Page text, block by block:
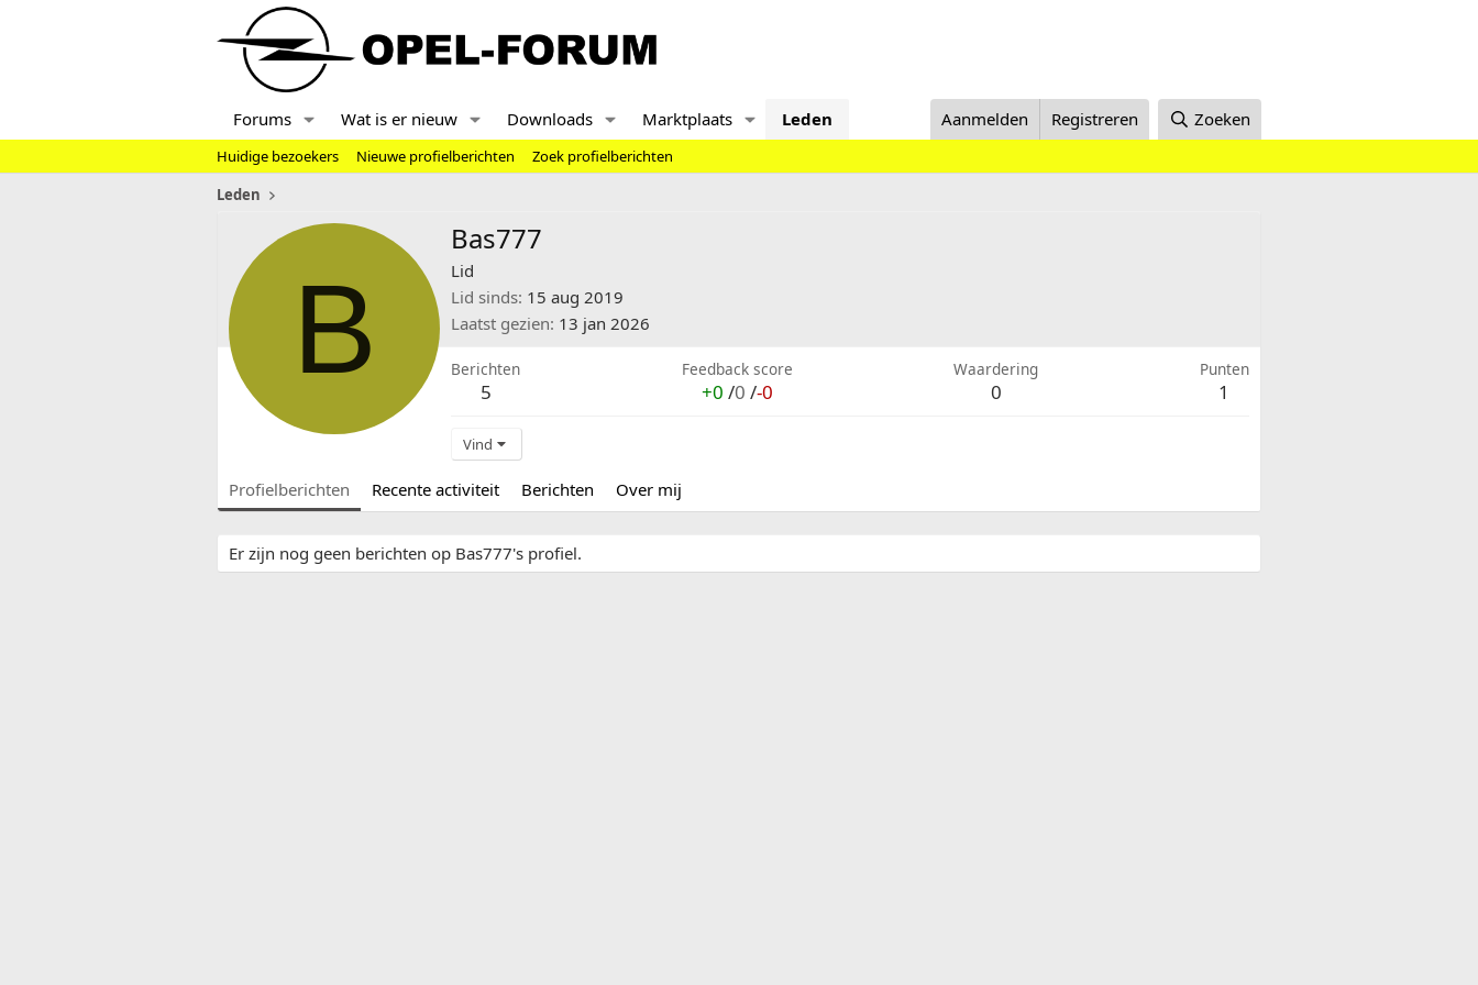
Forums Wat is er nieuw Downloads Marktplaats Leden Aanmelden Registreren Zoeken
Huidige bezoekers Nieuwe profielberichten
Zoek profielberichten
Leden
B
Bas777
Lid
Lid sinds 15 aug 2019
Laatst gezien 13 jan 2026
Berichten
5
Feedback score
+0 /0 /-0
Waardering
0
Punten
1
Vind
Profielberichten Recente activiteit Berichten Over mij
Er zijn nog geen berichten op Bas777's profiel.